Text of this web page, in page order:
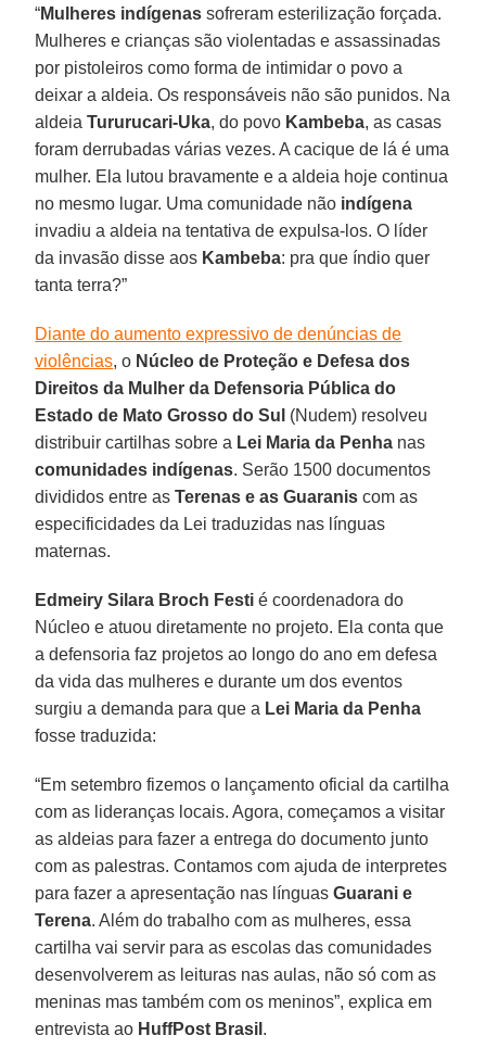
“Mulheres indígenas sofreram esterilização forçada.
Mulheres e crianças são violentadas e assassinadas
por pistoleiros como forma de intimidar o povo a
deixar a aldeia. Os responsáveis não são punidos. Na
aldeiaTururucari-Uka, do povo Kambeba, as casas
foram derrubadas várias vezes. A cacique de lá é uma
mulher. Ela lutou bravamente e a aldeia hoje continua
no mesmo lugar. Uma comunidade não indígena
invadiu a aldeia na tentativa de expulsa-los. O líder
da invasão disse aos Kambeba: pra que índio quer
tanta terra?”
Diante do aumento expressivo de denúncias de
violências, o Núcleo de Proteção e Defesa dos
Direitos da Mulher da Defensoria Pública do
Estado de Mato Grosso do Sul (Nudem) resolveu
distribuir cartilhas sobre a Lei Maria da Penha nas
comunidades indígenas. Serão 1500 documentos
divididos entre asTerenas e as Guaranis com as
especificidades da Lei traduzidas nas línguas
maternas.
Edmeiry Silara Broch Festi é coordenadora do
Núcleo e atuou diretamente no projeto. Ela conta que
a defensoria faz projetos ao longo do ano em defesa
da vida das mulheres e durante um dos eventos
surgiu a demanda para que a Lei Maria da Penha
fosse traduzida:
“Em setembro fizemos o lançamento oficial da cartilha
com as lideranças locais. Agora, começamos a visitar
as aldeias para fazer a entrega do documento junto
com as palestras. Contamos com ajuda de interpretes
para fazer a apresentação nas línguasGuarani e
Terena. Além do trabalho com as mulheres, essa
cartilha vai servir para as escolas das comunidades
desenvolverem as leituras nas aulas, não só com as
meninas mas também com os meninos”, explica em
entrevista ao HuffPost Brasil .